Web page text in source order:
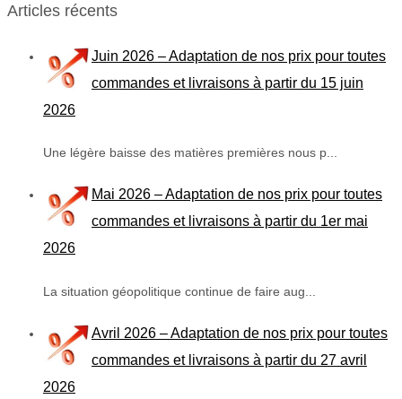
Articles récents
Juin 2026 – Adaptation de nos prix pour toutes
commandes et livraisons à partir du 15 juin
2026
Une légère baisse des matières premières nous p...
Mai 2026 – Adaptation de nos prix pour toutes
commandes et livraisons à partir du 1er mai
2026
La situation géopolitique continue de faire aug...
Avril 2026 – Adaptation de nos prix pour toutes
commandes et livraisons à partir du 27 avril
2026